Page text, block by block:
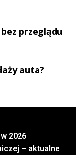
przeglądu
auta?
2026
– aktualne